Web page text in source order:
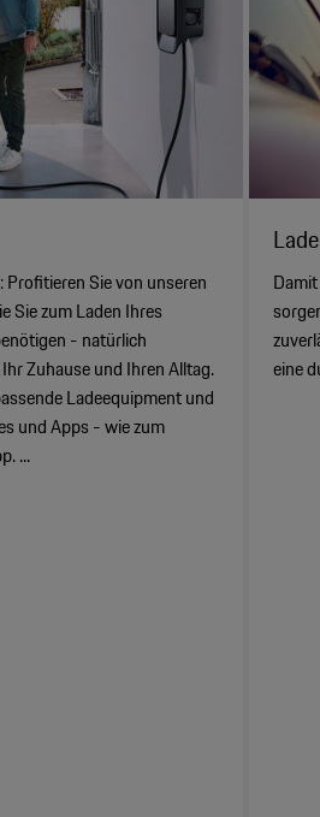
Sie von unseren
Sie zum Laden Ihres
- natürlich
Zuhause und Ihren Alltag.
Ladeequipment und
und Apps - wie zum
...
eine